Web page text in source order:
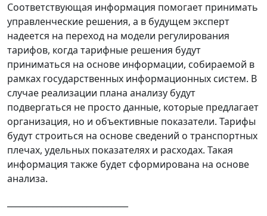
Соответствующая информация помогает принимать
управленческие решения, а в будущем эксперт
надеется на переход на модели регулирования
тарифов, когда тарифные решения будут
приниматься на основе информации, собираемой в
рамках государственных информационных систем. В
случае реализации плана анализу будут
подвергаться не просто данные, которые предлагает
организация, но и объективные показатели. Тарифы
будут строиться на основе сведений о транспортных
плечах, удельных показателях и расходах. Такая
информация также будет сформирована на основе
анализа.